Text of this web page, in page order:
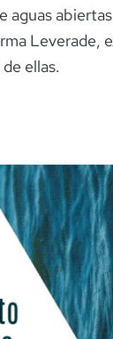
aguas
Leverade,
ellas.